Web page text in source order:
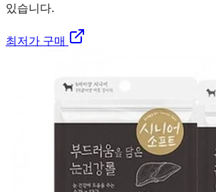
있습니다.
최저가 구매